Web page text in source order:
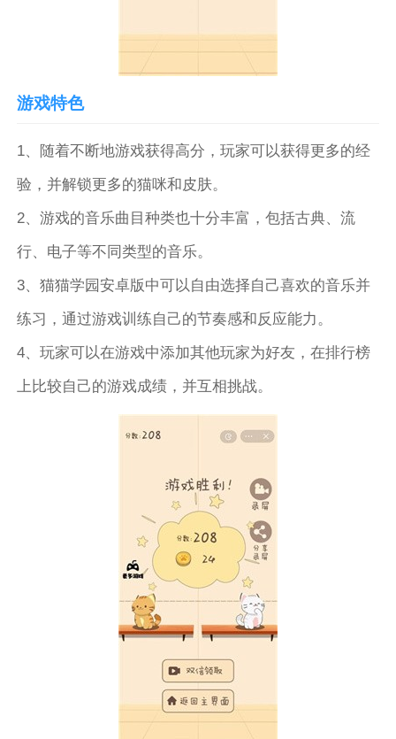
游戏特色
1、随着不断地游戏获得高分，玩家可以获得更多的经
验，并解锁更多的猫咪和皮肤。
2、游戏的音乐曲目种类也十分丰富，包括古典、流
行、电子等不同类型的音乐。
3、猫猫学园安卓版中可以自由选择自己喜欢的音乐并
练习，通过游戏训练自己的节奏感和反应能力。
4、玩家可以在游戏中添加其他玩家为好友，在排行榜
上比较自己的游戏成绩，并互相挑战。